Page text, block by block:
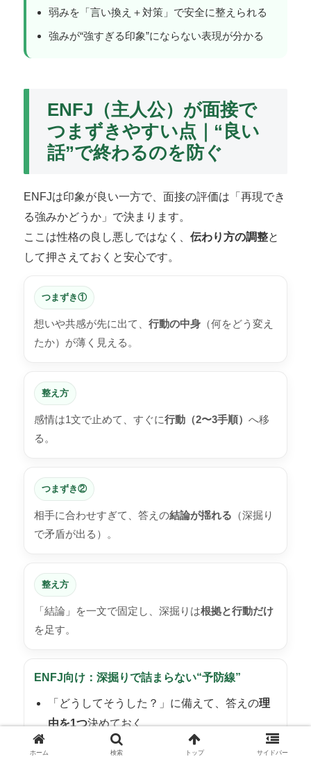
弱みを「言い換え＋対策」で安全に整えられる
強みが“強すぎる印象”にならない表現が分かる
ENFJ（主人公）が面接で
つまずきやすい点｜“良い
話”で終わるのを防ぐ
ENFJは印象が良い一方で、面接の評価は「再現でき
る強みかどうか」で決まります。
ここは性格の良し悪しではなく、 伝わり方の調整と
して押さえておくと安心です。
つまずき①
想いや共感が先に出て、 行動の中身 （何をどう変え
たか）が薄く見える。
整え方
感情は1文で止めて、すぐに行動（2〜3手順） へ移
る。
つまずき②
相手に合わせすぎて、答えの結論が揺れる （深掘り
で矛盾が出る）。
整え方
「結論」を一文で固定し、深掘りは根拠と行動だけ
を足す。
ENFJ向け：深掘りで詰まらない“予防線”
「どうしてそうした？」に備えて、答えの理
由を1つ決めておく
「他に方法は？」に備えて、候補を2つ出し、
ホーム 検索 トップ サイドバー